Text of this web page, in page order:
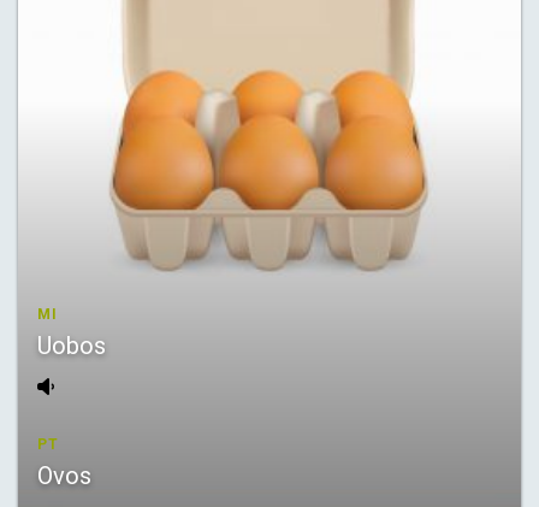
MI
Uobos
PT
Ovos